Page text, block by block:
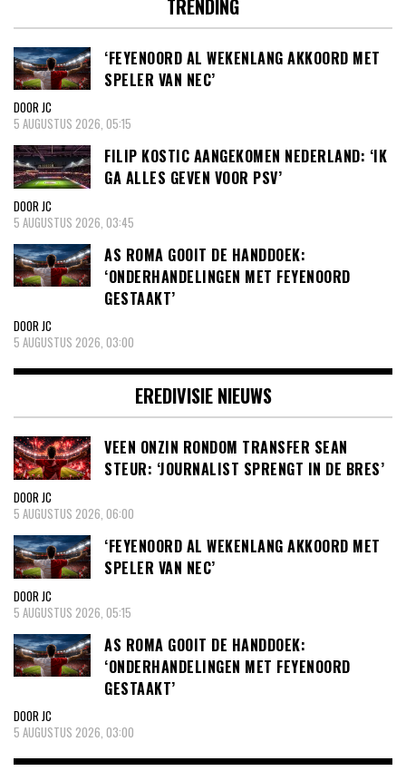
TRENDING
‘FEYENOORD AL WEKENLANG AKKOORD MET
SPELER VAN NEC’
DOOR JC
5 AUGUSTUS 2026, 05:15
FILIP KOSTIC AANGEKOMEN NEDERLAND: ‘IK
GA ALLES GEVEN VOOR PSV’
DOOR JC
5 AUGUSTUS 2026, 03:45
AS ROMA GOOIT DE HANDDOEK:
‘ONDERHANDELINGEN MET FEYENOORD
GESTAAKT’
DOOR JC
5 AUGUSTUS 2026, 03:00
EREDIVISIE NIEUWS
VEEN ONZIN RONDOM TRANSFER SEAN
STEUR: ‘JOURNALIST SPRENGT IN DE BRES’
DOOR JC
5 AUGUSTUS 2026, 06:00
‘FEYENOORD AL WEKENLANG AKKOORD MET
SPELER VAN NEC’
DOOR JC
5 AUGUSTUS 2026, 05:15
AS ROMA GOOIT DE HANDDOEK:
‘ONDERHANDELINGEN MET FEYENOORD
GESTAAKT’
DOOR JC
5 AUGUSTUS 2026, 03:00